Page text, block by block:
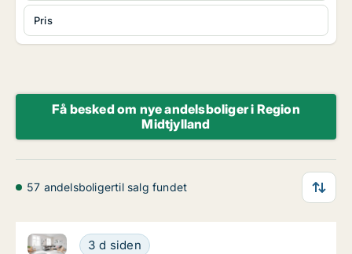
Pris
Få besked om nye andelsboliger i Region
Midtjylland
57 andelsboligertil salg fundet
Ca. 85 m2 andelsbolig til salg i 8500
3 d siden
Ca. 85 m2 andelsbolig til salg i 8500 Grenaa,